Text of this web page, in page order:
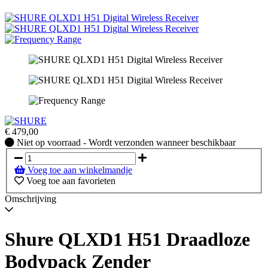
€ 479,00
Niet
op
voorraad
-
Wordt
verzonden
wanneer
Niet op voorraad - Wordt verzonden wanneer beschikbaar
Voeg toe aan winkelmandje
Voeg toe aan favorieten
Omschrijving
Shure QLXD1 H51 Draadloze
Bodypack Zender